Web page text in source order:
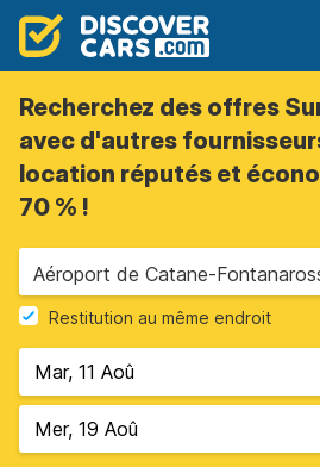
Recherchez des offres
avec d'autres
location réputés et
70 % !
Restitution au même endroit